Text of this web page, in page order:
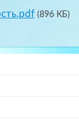
(896 КБ)